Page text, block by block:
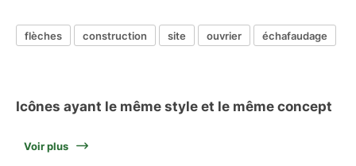
flèches construction site ouvrier échafaudage
Icônes ayant le même style et le même concept
Voir plus